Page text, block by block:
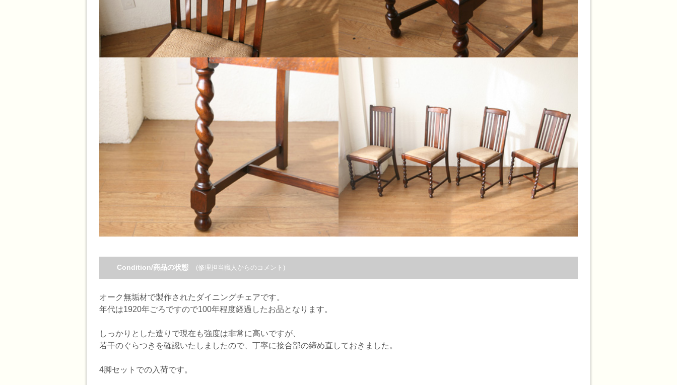
Condition/商品の状態 (修理担当職人からのコメント)
オーク無垢材で製作されたダイニングチェアです。
年代は1920年ごろですので100年程度経過したお品となります。
しっかりとした造りで現在も強度は非常に高いですが、
若干のぐらつきを確認いたしましたので、丁寧に接合部の締め直しておきました。
4脚セットでの入荷です。